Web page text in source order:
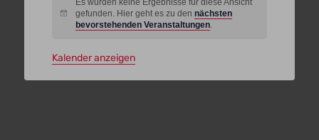
Hinweisgefunden. Hier geht es zu den nächsten
bevorstehenden Veranstaltungen.
Kalender anzeigen